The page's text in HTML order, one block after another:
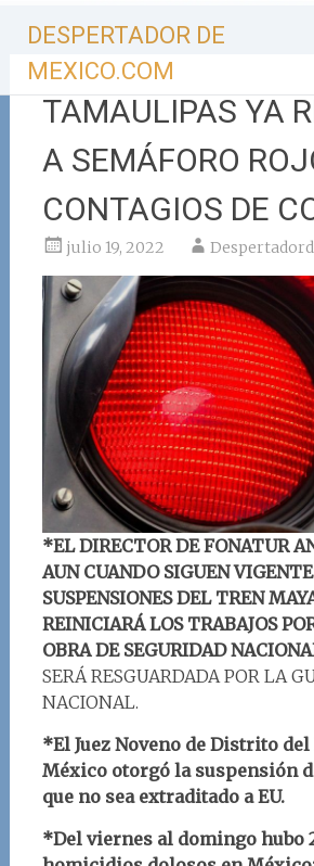
contenido
DESPERTADOR DE
MEXICO.COM
TAMAULIPAS YA
A SEMÁFORO
CONTAGIOS DE
julio 19, 2022
*EL DIRECTOR DE FONATUR
AUN CUANDO SIGUEN
SUSPENSIONES DEL TREN
REINICIARÁ LOS TRABAJOS
OBRA DE SEGURIDAD
SERÁ RESGUARDADA POR LA
NACIONAL.
*El Juez Noveno de Distrito del
México otorgó la suspensión
que no sea extraditado a EU.
*Del viernes al domingo hubo